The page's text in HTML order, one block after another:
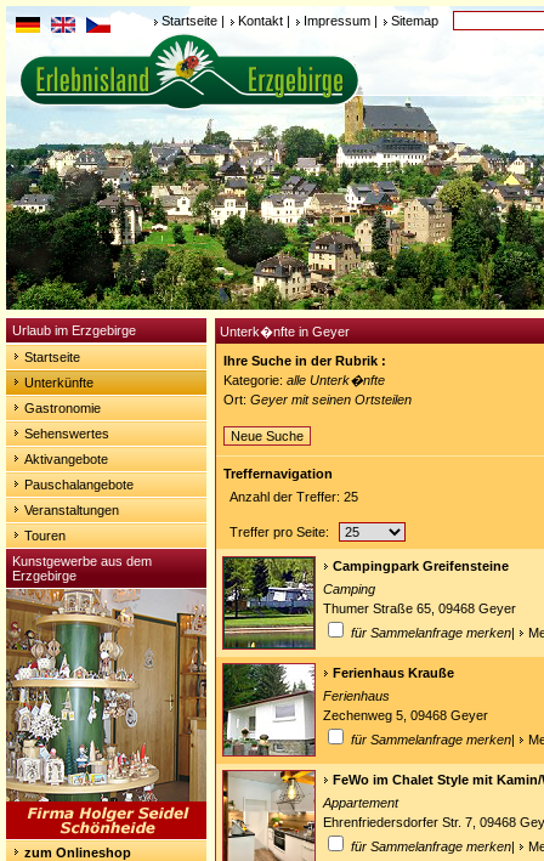
Startseite | Kontakt | Impressum | Sitemap
Urlaub im Erzgebirge
Startseite
Unterkünfte
Gastronomie
Sehenswertes
Aktivangebote
Pauschalangebote
Veranstaltungen
Touren
Kunstgewerbe aus dem
Erzgebirge
zum Onlineshop
Unterk�nfte in Geyer
Ihre Suche in der Rubrik :
Kategorie: alle Unterk�nfte
Ort: Geyer mit seinen Ortsteilen
Neue Suche
Treffernavigation
Anzahl der Treffer: 25
Treffer pro Seite:
Campingpark Greifensteine
Camping
Thumer Straße 65, 09468 Geyer
für Sammelanfrage merken|
Ferienhaus Krauße
Ferienhaus
Zechenweg 5, 09468 Geyer
für Sammelanfrage merken|
FeWo im Chalet Style mit
Appartement
Ehrenfriedersdorfer Str. 7, 09468
für Sammelanfrage merken|